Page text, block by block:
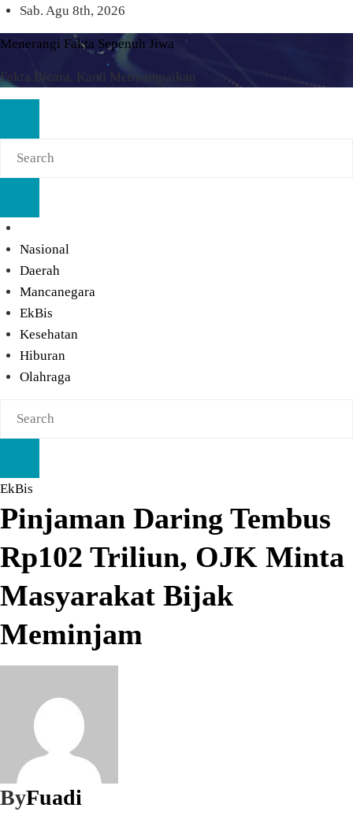
Skip
to
content
Sab. Agu 8th, 2026
Menerangi Fakta Sepenuh Jiwa
Fakta Bicara, Kami Menyampaikan
Nasional
Daerah
Mancanegara
EkBis
Kesehatan
Hiburan
Olahraga
EkBis
Pinjaman Daring Tembus
Rp102 Triliun, OJK Minta
Masyarakat Bijak
Meminjam
ByFuadi